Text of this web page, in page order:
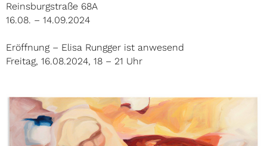
Reinsburgstraße 68A
16.08. – 14.09.2024
Eröffnung – Elisa Rungger ist anwesend
Freitag, 16.08.2024, 18 – 21 Uhr